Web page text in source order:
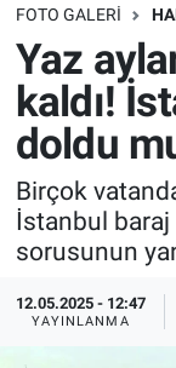
FOTO GALERI
Yaz
kaldı!
doldu
Birçok
İstanbul baraj
sorusunun
12.05.2025 - 12:47
YAYINLANMA
Bilim turu
Bilim ve
Doğa
Dünya
Ege Saati
Ege'den
Dünya
Teknoloji
Sağlık
Spor
Yayın Akışı
İletişim
Trafik
Süper Lig
Tüm
Son Dakika
Haber Arşivi